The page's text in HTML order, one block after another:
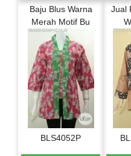
Baju Blus Warna
Merah Motif Bu
BLS4052P
Jual